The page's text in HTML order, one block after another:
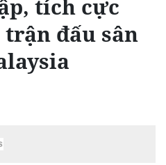
tích cực
đấu sân